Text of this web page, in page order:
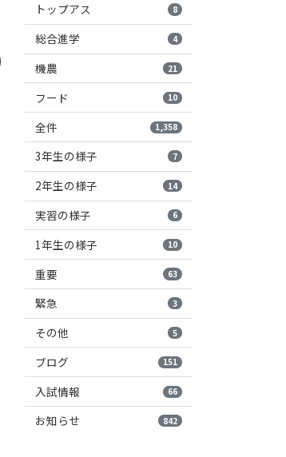
トップアス 8
総合進学 4
機農 21
フード 10
全件 1,358
3年生の様子 7
2年生の様子 14
実習の様子 6
1年生の様子 10
重要 63
緊急 3
その他 5
ブログ 151
入試情報 66
お知らせ 842